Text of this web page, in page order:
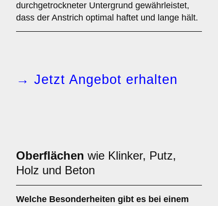
durchgetrockneter Untergrund gewährleistet,
dass der Anstrich optimal haftet und lange hält.
→ Jetzt Angebot erhalten
Oberflächen wie Klinker, Putz,
Holz und Beton
Welche Besonderheiten gibt es bei einem